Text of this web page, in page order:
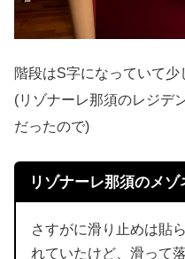
階段はS字になっていて
(リゾナーレ那須のレジデ
だったので)
リゾナーレ那須のメ
さすがに滑り止めは貼ら
れていたけど、滑って落